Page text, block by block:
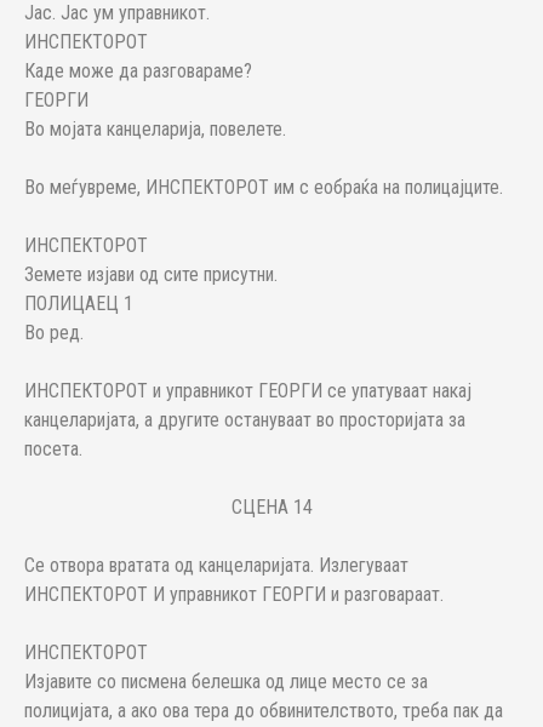
Јас. Јас ум управникот.
ИНСПЕКТОРОТ
Каде може да разговараме?
ГЕОРГИ
Во мојата канцеларија, повелете.
Во меѓувреме, ИНСПЕКТОРОТ им с еобраќа на полицајците.
ИНСПЕКТОРОТ
Земете изјави од сите присутни.
ПОЛИЦАЕЦ 1
Во ред.
ИНСПЕКТОРОТ и управникот ГЕОРГИ се упатуваат накај
канцеларијата, а другите остануваат во просторијата за
посета.
СЦЕНА 14
Се отвора вратата од канцеларијата. Излегуваат
ИНСПЕКТОРОТ И управникот ГЕОРГИ и разговараат.
ИНСПЕКТОРОТ
Изјавите со писмена белешка од лице место се за
полицијата, а ако ова тера до обвинителството, треба пак да